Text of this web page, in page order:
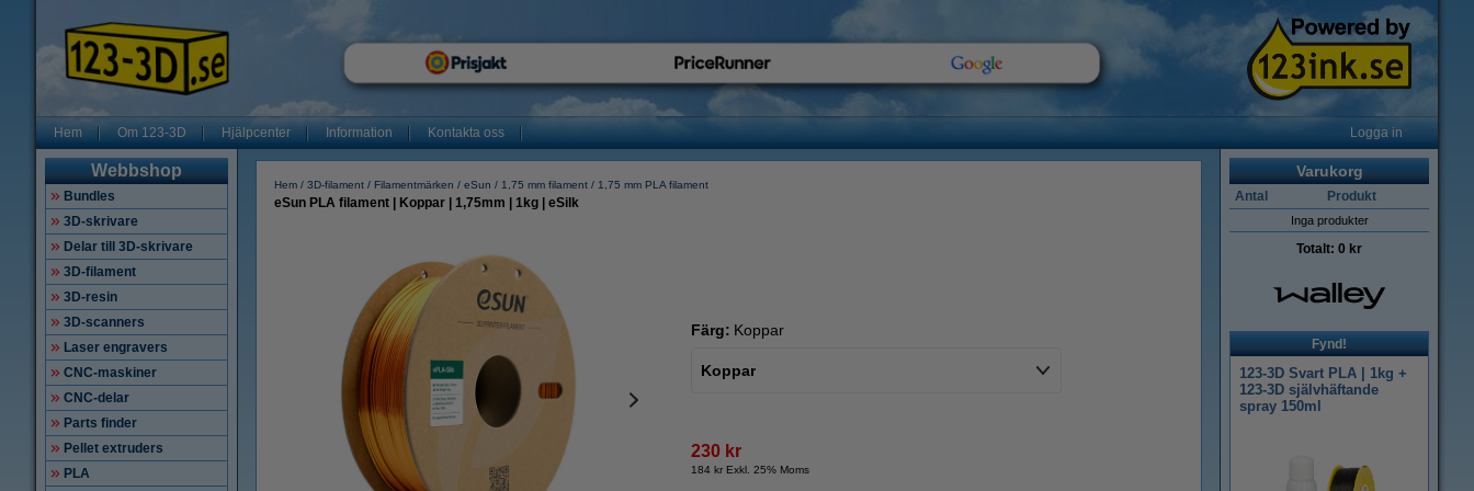
Hem Om 123-3D Hjälpcenter Information Kontakta oss Logga in
Webbshop
Bundles
3D-skrivare
Delar till 3D-skrivare
3D-filament
3D-resin
3D-scanners
Laser engravers
CNC-maskiner
CNC-delar
Parts finder
Pellet extruders
PLA
Hem 3D-filament Filamentmärken eSun 1,75 mm filament 1,75 mm PLA filament
eSun PLA filament | Koppar | 1,75mm | 1kg | eSilk
Färg: Koppar
Koppar
230 kr
184 kr Exkl. 25% Moms
Varukorg
Antal Produkt
Inga produkter
Totalt: 0 kr
Fynd!
123-3D Svart PLA | 1kg +
123-3D självhäftande
spray 150ml